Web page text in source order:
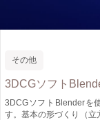
その他
3DCGソフト
3DCGソフトBlenderを
す。基本の形づくり（立